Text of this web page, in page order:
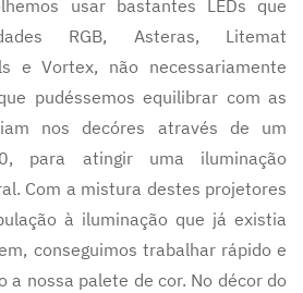
usar bastantes LEDs que
RGB, Asteras, Litemat
e Vortex, não necessariamente
pudéssemos equilibrar com as
nos decóres através de um
para atingir uma iluminação
Com a mistura destes projetores
à iluminação que já existia
conseguimos trabalhar rápido e
a nossa palete de cor. No décor do